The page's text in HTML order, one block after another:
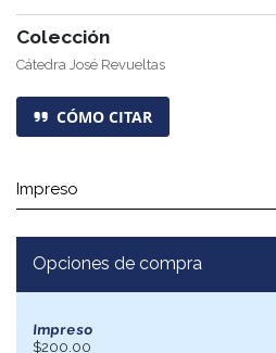
Colección
Cátedra José Revueltas
CÓMO CITAR
Impreso
Opciones de compra
Impreso
$200.00